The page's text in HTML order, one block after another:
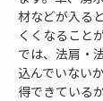
材などが入る
くくなること
では、法肩・
込んでいない
得できている